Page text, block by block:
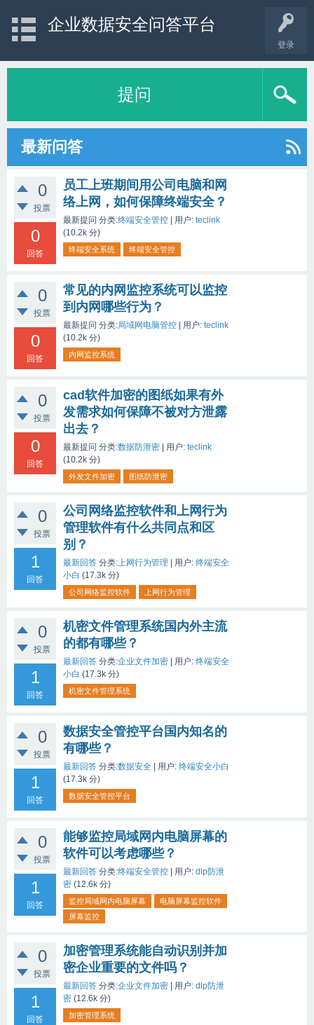
登录
企业数据安全问答平台
提问
最新问答
0
投票
0
回答
员工上班期间用公司电脑和网
络上网，如何保障终端安全？
最新提问 分类:终端安全管控 用户: teclink
(10.2k 分)
终端安全系统 终端安全管控
0
投票
0
回答
常见的内网监控系统可以监控
到内网哪些行为？
最新提问 分类:局域网电脑管控 用户: teclink
(10.2k 分)
内网监控系统
0
投票
0
回答
cad软件加密的图纸如果有外
发需求如何保障不被对方泄露
出去？
最新提问 分类:数据防泄密 用户: teclink
(10.2k 分)
外发文件加密 图纸防泄密
0
投票
1
回答
公司网络监控软件和上网行为
管理软件有什么共同点和区
别？
最新回答 分类:上网行为管理 用户: 终端安全
小白 (17.3k 分)
公司网络监控软件 上网行为管理
0
投票
1
回答
机密文件管理系统国内外主流
的都有哪些？
最新回答 分类:企业文件加密 用户: 终端安全
小白 (17.3k 分)
机密文件管理系统
0
投票
1
回答
数据安全管控平台国内知名的
有哪些？
最新回答 分类:数据安全 用户: 终端安全小白
(17.3k 分)
数据安全管控平台
0
投票
1
回答
能够监控局域网内电脑屏幕的
软件可以考虑哪些？
最新回答 分类:终端安全管控 用户: dlp防泄
密 (12.6k 分)
监控局域网内电脑屏幕
电脑屏幕监控软件
屏幕监控
0
投票
1
回答
加密管理系统能自动识别并加
密企业重要的文件吗？
最新回答 分类:企业文件加密 用户: dlp防泄
密 (12.6k 分)
加密管理系统